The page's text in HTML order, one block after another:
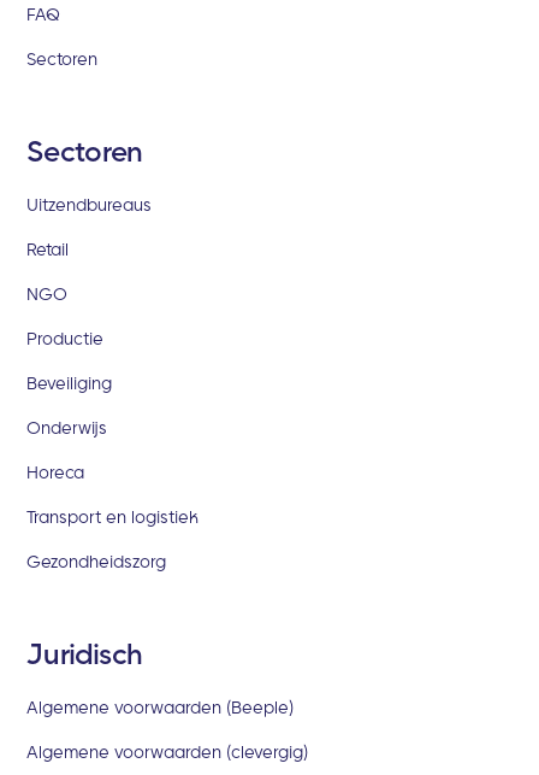
FAQ
Sectoren
Sectoren
Uitzendbureaus
Retail
NGO
Productie
Beveiliging
Onderwijs
Horeca
Transport en logistiek
Gezondheidszorg
Juridisch
Algemene voorwaarden (Beeple)
Algemene voorwaarden (clevergig)